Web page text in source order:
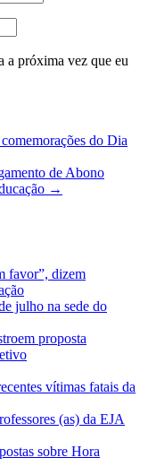
a próxima vez que eu
do Dia
de Abono
→
favor”, dizem
julho na sede do
proposta
vítimas fatais da
(as) da EJA
sobre Hora